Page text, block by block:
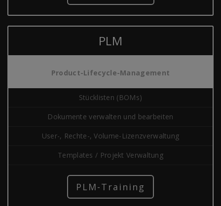
PLM
Product-Lifecycle-Management
Stücklisten (BOMs)
Dokumente verwalten und bearbeiten
User-, Rechte-, Volume-Lizenzverwaltung
Templates / Projekt Verwaltung
PLM-Training